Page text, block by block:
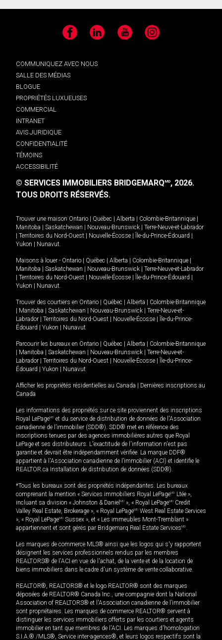
Facebook LinkedIn YouTube Instagram
COMMUNIQUEZ AVEC NOUS
SALLE DES MÉDIAS
BLOGUE
PROPRIÉTÉS LUXUEUSES
COMMERCIAL
INTRANET
AVIS JURIDIQUE
CONFIDENTIALITÉ
TÉMOINS
ACCESSIBILITÉ
© SERVICES IMMOBILIERS BRIDGEMARQMD, 2026.
TOUS DROITS RÉSERVÉS.
Trouver une maison Ontario Québec Alberta Colombie-Britannique
Manitoba
Saskatchewan Nouveau-Brunswick
Terre-Neuve-et-Labrador
Territoires du Nord-Ouest Nouvelle-Écosse Île-du-Prince-Édouard
Yukon
Nunavut.
Maisons à louer - Ontario Québec Alberta Colombie-Britannique
Manitoba
Saskatchewan Nouveau-Brunswick
Terre-Neuve-et-Labrador
Territoires du Nord-Ouest Nouvelle-Écosse Île-du-Prince-Édouard
Yukon
Nunavut.
Trouver des courtiers en Ontario Québec Alberta
Colombie-Britannique
Manitoba Saskatchewan Nouveau-Brunswick
Terre-Neuve-et-
Labrador
Territoires du Nord-Ouest Nouvelle-Écosse
Île-du-Prince-
Édouard
Yukon Nunavut
Parcourir les bureaux en Ontario Québec Alberta
Colombie-Britannique
Manitoba Saskatchewan Nouveau-Brunswick
Terre-Neuve-et-
Labrador
Territoires du Nord-Ouest Nouvelle-Écosse
Île-du-Prince-
Édouard
Yukon Nunavut
Afficher les propriétés résidentielles au Canada
Dernières inscriptions au
Canada
Les informations des propriétés sur ce site proviennent des inscriptions
Royal LePageMD et du service de distribution de données de l'Association
canadienne de l’immobilier (SDD®). SDD® met en référence des
inscriptions tenues par des agences immobilières autres que Royal
LePage et ses distributeurs. L'exactitude de l'information n'est pas
garantie et devrait être indépendamment vérifiée. La marque DDF®
appartient à l'Association canadienne de l’immobilier (ACI) et identifie le
REALTOR.ca Installation de distribution de données (SDD®).
*Tous les bureaux sont des propriétés indépendantes. Les bureaux
comprenant la mention « Services immobiliers Royal LePageMD Ltée »,
incluant sa division « Johnston & Daniel MD », « Royal LePageMD Credit
Valley Real Estate, Brokerage », « Royal LePageMD West Real Estate Services
», « Royal LePageMD Sussex », et « Les immeubles Mont-Tremblant »
appartiennent et sont gérés par Bridgemarq Real Estate ServicesMD.
Les marques de commerce MLS® ainsi que les logos qui s'y rapportent
désignent les services professionnels rendus par les membres
REALTORS® de l'ACI en vue de l'achat, de la vente et de la location de
biens immobiliers dans le cadre d'un système de vente collaborative.
REALTOR®, REALTORS® et le logo REALTOR® sont des marques
déposées de REALTOR® Canada Inc., une compagnie dont la National
Association of REALTORS® et l'Association canadienne de l’immobilier
sont propriétaires. Les marques de commerce REALTOR® servent à
distinguer les services immobiliers offerts par les courtiers et agents
immobilier en tant que membres de l'ACI. Les marques d'homologation
S.I.A.® /MLS®, Service inter-agences®, et leurs logos respectifs sont la